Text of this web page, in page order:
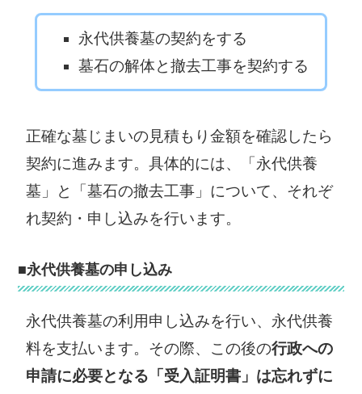
永代供養墓の契約をする
墓石の解体と撤去工事を契約する
正確な墓じまいの見積もり金額を確認したら
契約に進みます。具体的には、「永代供養
墓」と「墓石の撤去工事」について、それぞ
れ契約・申し込みを行います。
■永代供養墓の申し込み
永代供養墓の利用申し込みを行い、永代供養
料を支払います。その際、この後の行政への
申請に必要となる「受入証明書」は忘れずに